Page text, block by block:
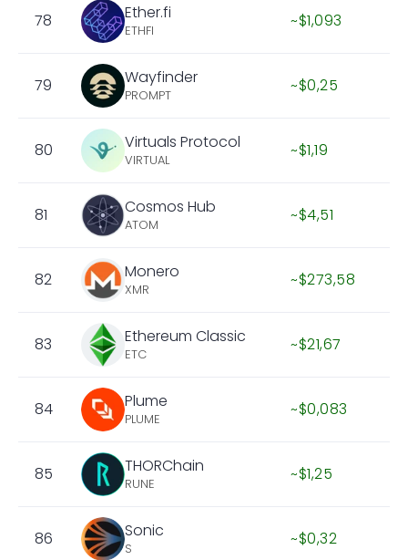
78 Ether.fi
ETHFI ~$1,093
79 Wayfinder
PROMPT ~$0,25
80 Virtuals Protocol
VIRTUAL ~$1,19
81 Cosmos Hub
ATOM ~$4,51
82 Monero
XMR ~$273,58
83 Ethereum Classic
ETC ~$21,67
84 Plume
PLUME ~$0,083
85 THORChain
RUNE ~$1,25
86 Sonic
S ~$0,32